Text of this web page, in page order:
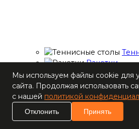
Ракетки
ракеток
ракеток
Мячи
Мы используем файлы cookie для
сайта. Продолжая использовать
с нашей политикой
Отклонить Принять